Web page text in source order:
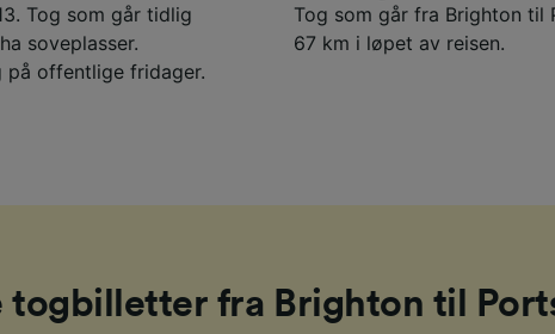
Tog som går tidlig
soveplasser.
på offentlige fridager.
Tog som går fra Brighton til
67 km i løpet av reisen.
togbilletter fra Brighton til